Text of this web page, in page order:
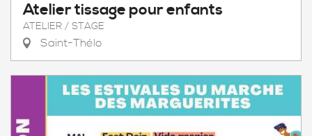
Atelier tissage pour enfants
ATELIER / STAGE
Saint-Thélo